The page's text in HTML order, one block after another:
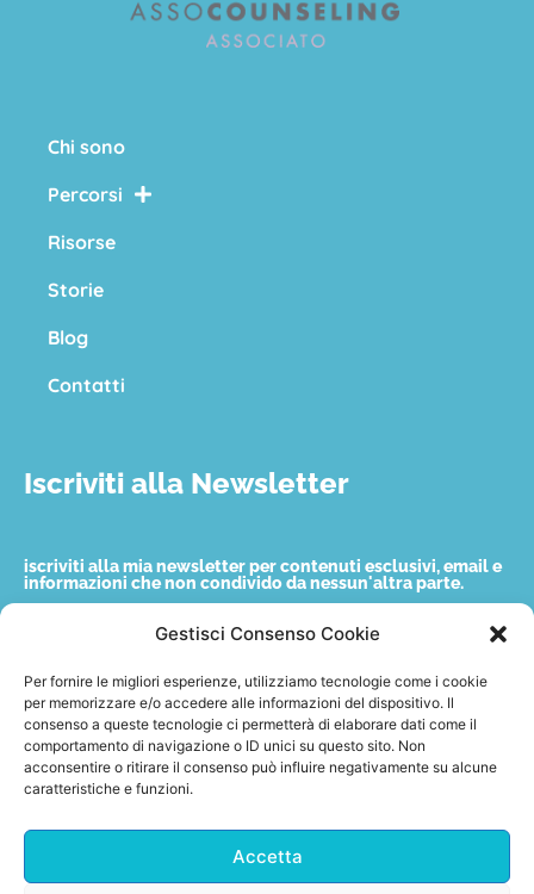
Gestisci Consenso Cookie
Per fornire le migliori esperienze, utilizziamo tecnologie come i cookie
per memorizzare e/o accedere alle informazioni del dispositivo. Il
consenso a queste tecnologie ci permetterà di elaborare dati come il
comportamento di navigazione o ID unici su questo sito. Non
acconsentire o ritirare il consenso può influire negativamente su alcune
caratteristiche e funzioni.
Accetta
Chi sono
Percorsi
Risorse
Storie
Blog
Contatti
Iscriviti alla Newsletter
iscriviti alla mia newsletter per contenuti esclusivi, email e
informazioni che non condivido da nessun'altra parte.
Email